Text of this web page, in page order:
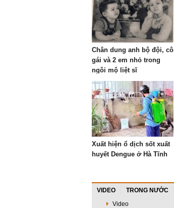
Chân dung anh bộ đội, cô
gái và 2 em nhỏ trong
ngôi mộ liệt sĩ
Xuất hiện ổ dịch sốt xuất
huyết Dengue ở Hà Tĩnh
VIDEO TRONG NƯỚC
Video